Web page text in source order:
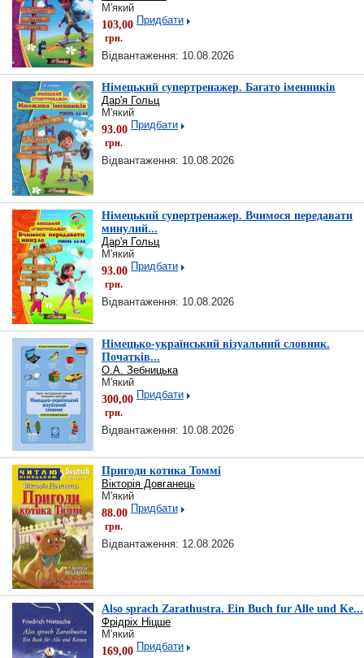
М'який
103,00
грн.
Придбати
Відвантаження: 10.08.2026
Німецький супертренажер. Багато іменників
Дар'я Гольц
М'який
93.00
грн.
Придбати
Відвантаження: 10.08.2026
Німецький супертренажер. Вчимося передавати
минулий...
Дар'я Гольц
М'який
93.00
грн.
Придбати
Відвантаження: 10.08.2026
Німецько-український візуальний словник.
Початків...
О.А. Зебницька
М'який
300,00
грн.
Придбати
Відвантаження: 10.08.2026
Пригоди котика Томмі
Вікторія Довганець
М'який
88.00
грн.
Придбати
Відвантаження: 12.08.2026
Also sprach Zarathustra. Ein Buch fur Alle und Ke...
Фрідріх Ніцше
М'який
169,00 Придбати